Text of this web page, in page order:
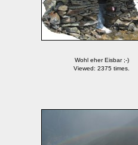
Wohl eher Eisbar ;-)
Viewed: 2375 times.